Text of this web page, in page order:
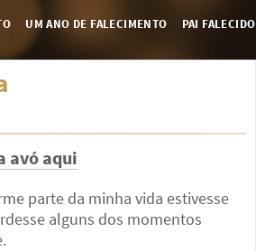
UM ANO DE FALECIMENTO PAI FALECIDO
avó aqui
parte da minha vida estivesse
alguns dos momentos